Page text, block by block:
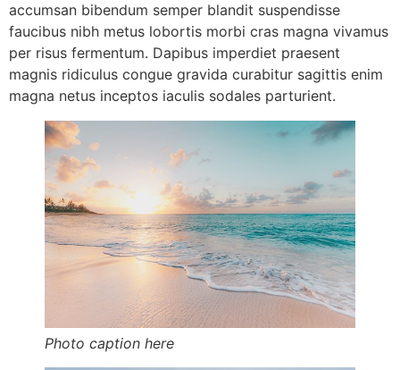
accumsan bibendum semper blandit suspendisse
faucibus nibh metus lobortis morbi cras magna vivamus
per risus fermentum. Dapibus imperdiet praesent
magnis ridiculus congue gravida curabitur sagittis enim
magna netus inceptos iaculis sodales parturient.
Photo caption here